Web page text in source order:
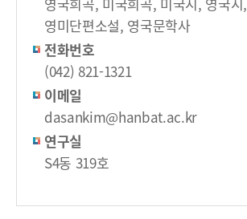
영미단편소설, 영국문학사
전화번호
(042) 821-1321
이메일
dasankim@hanbat.ac.kr
연구실
S4동 319호